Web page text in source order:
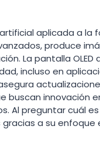
aplicada a la
produce
La pantalla OLED
incluso en
buscan innovación
Al preguntar cuál
a su enfoque